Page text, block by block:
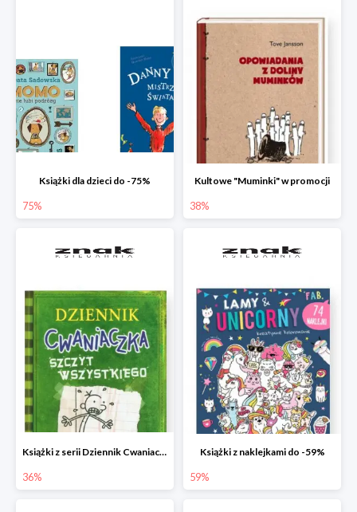
Książki dla dzieci do -75%
75%
Kultowe "Muminki" w promocji
38%
Książki z serii Dziennik Cwaniaczka
36%
Książki z naklejkami do -59%
59%